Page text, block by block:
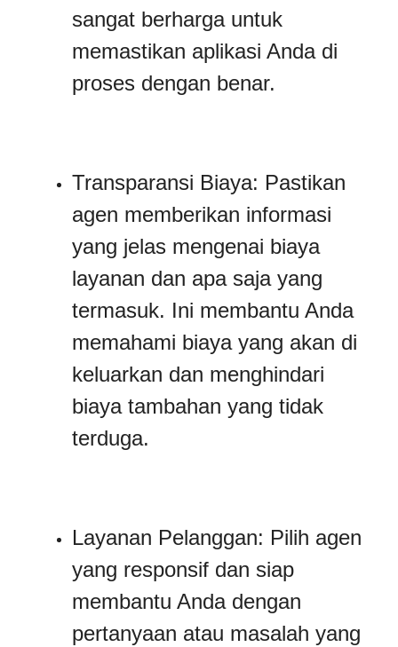
sangat berharga untuk
memastikan aplikasi Anda di
proses dengan benar.
Transparansi Biaya: Pastikan
agen memberikan informasi
yang jelas mengenai biaya
layanan dan apa saja yang
termasuk. Ini membantu Anda
memahami biaya yang akan di
keluarkan dan menghindari
biaya tambahan yang tidak
terduga.
Layanan Pelanggan: Pilih agen
yang responsif dan siap
membantu Anda dengan
pertanyaan atau masalah yang